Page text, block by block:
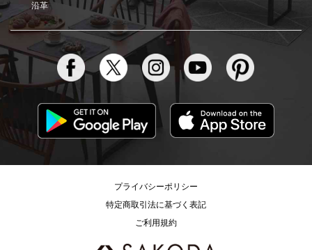
沿革
プライバシーポリシー
特定商取引法に基づく表記
ご利用規約